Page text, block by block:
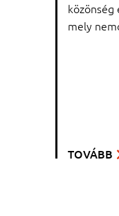
közönség
mely
TOVÁBB